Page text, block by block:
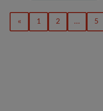
« 1 2 … 5